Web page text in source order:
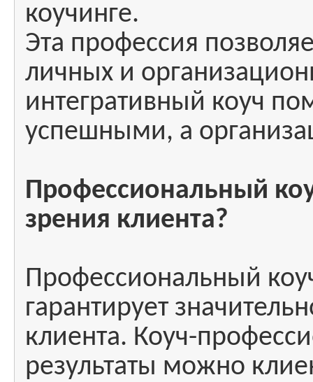
коучинге.
Эта профессия
личных и
интегративный коуч
успешными, а
Профессиональный
зрения клиента?
Профессиональный
гарантирует
клиента. Коуч-
результаты можно